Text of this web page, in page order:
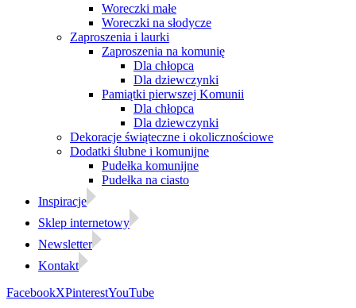
Woreczki małe
Woreczki na słodycze
Zaproszenia i laurki
Zaproszenia na komunię
Dla chłopca
Dla dziewczynki
Pamiątki pierwszej Komunii
Dla chłopca
Dla dziewczynki
Dekoracje świąteczne i okolicznościowe
Dodatki ślubne i komunijne
Pudełka komunijne
Pudełka na ciasto
Inspiracje
Sklep internetowy
Newsletter
Kontakt
FacebookXPinterestYouTube